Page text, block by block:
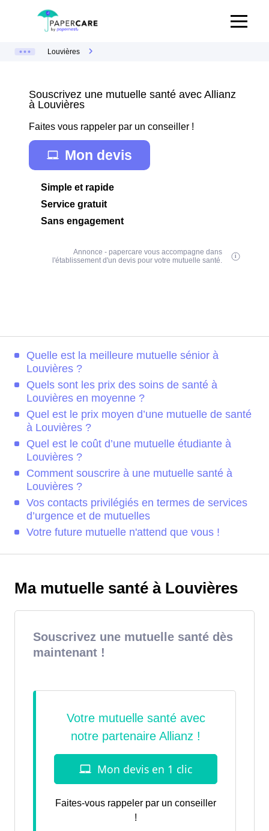
Louvières
Souscrivez une mutuelle santé avec Allianz
à Louvières
Faites vous rappeler par un conseiller !
Mon devis
Simple et rapide
Service gratuit
Sans engagement
Annonce - papercare vous accompagne dans
l'établissement d'un devis pour votre mutuelle santé.
Quelle est la meilleure mutuelle sénior à
Louvières ?
Quels sont les prix des soins de santé à
Louvières en moyenne ?
Quel est le prix moyen d’une mutuelle de santé
à Louvières ?
Quel est le coût d’une mutuelle étudiante à
Louvières ?
Comment souscrire à une mutuelle santé à
Louvières ?
Vos contacts privilégiés en termes de services
d’urgence et de mutuelles
Votre future mutuelle n'attend que vous !
Ma mutuelle santé à Louvières
Souscrivez une mutuelle santé dès
maintenant !
Faites-vous rappeler par un conseiller
!